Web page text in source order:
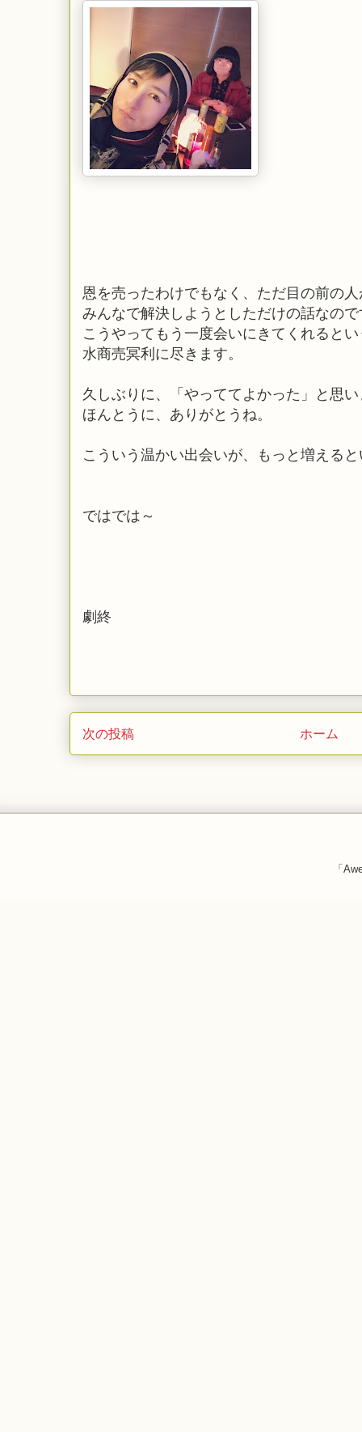
恩を売ったわけでもなく、ただ目の前の
みんなで解決しようとしただけの話なの
こうやってもう一度会いにきてくれると
水商売冥利に尽きます。
久しぶりに、「やっててよかった」と思
ほんとうに、ありがとうね。
こういう温かい出会いが、もっと増える
ではでは～
劇終
次の投稿 ホーム
「